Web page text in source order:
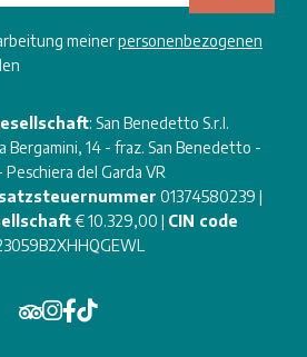
meinerpersonenbezogenen
: San Benedetto S.r.l.
Bergamini, 14 - fraz. San Benedetto -
Peschiera del Garda VR
01374580239 |
€ 10.329,00 | CIN code